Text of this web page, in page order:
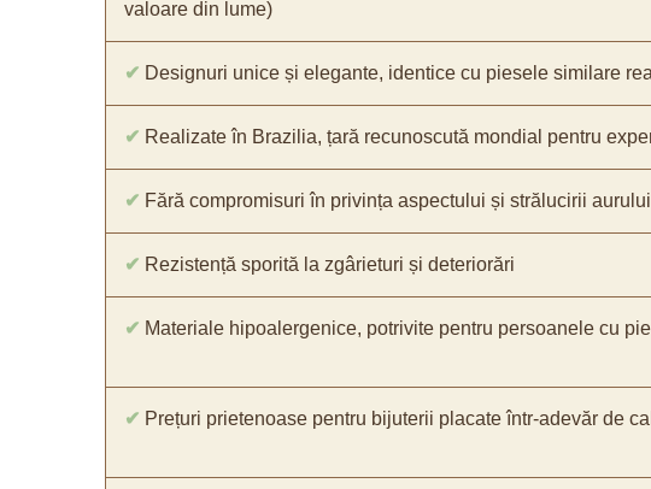
valoare din lume)
✔ Designuri unice și elegante, identice cu piesele similare
✔ Realizate în Brazilia, țară recunoscută mondial pentru
✔ Fără compromisuri în privința aspectului și strălucirii aurului
✔ Rezistență sporită la zgârieturi și deteriorări
✔ Materiale hipoalergenice, potrivite pentru persoanele cu
✔ Prețuri prietenoase pentru bijuterii placate într-adevăr de